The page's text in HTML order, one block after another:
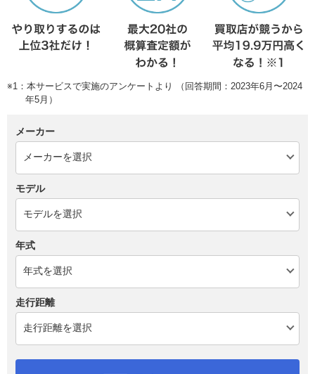
※1：本サービスで実施のアンケートより （回答期間：2023年6月〜2024
年5月）
メーカー
モデル
年式
走行距離